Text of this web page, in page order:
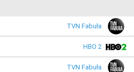
TVN Fabuła
HBO 2
TVN Fabuła